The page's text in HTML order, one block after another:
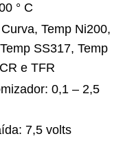
° C
Temp Ni200,
SS317, Temp
e TFR
0,1 – 2,5
7,5 volts